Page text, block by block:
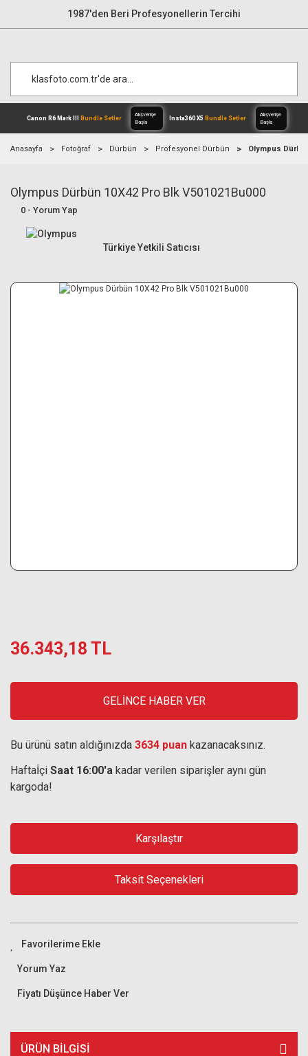
1987'den Beri Profesyonellerin Tercihi
Canon R6 Mark IIIBundle Setler
Alışverişe
Anasayfa Fotoğraf Dürbün Profesyonel Dürbün Olympus
Olympus Dürbün 10X42 Pro Blk V501021Bu000
0 - Yorum Yap
Türkiye Yetkili Satıcısı
36.343,18 TL
GELİNCE HABER VER
Bu ürünü satın aldığınızda 3634 puan kazanacaksınız.
Haftaİçi Saat 16:00'a kadar verilen siparişler aynı gün
kargoda!
Karşılaştır
Taksit Seçenekleri
Yorum Yaz
Fiyatı Düşünce Haber Ver
ÜRÜN BILGISI